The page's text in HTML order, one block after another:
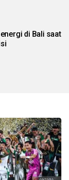
di Bali saat